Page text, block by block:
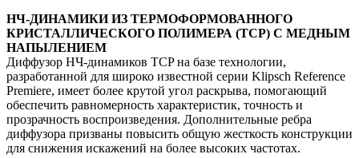
НЧ-ДИНАМИКИ ИЗ ТЕРМОФОРМОВАННОГО
КРИСТАЛЛИЧЕСКОГО ПОЛИМЕРА (TCP) С МЕДНЫМ
НАПЫЛЕНИЕМ
Диффузор НЧ-динамиков TCP на базе технологии,
разработанной для широко известной серии Klipsch Reference
Premiere, имеет более крутой угол раскрыва, помогающий
обеспечить равномерность характеристик, точность и
прозрачность воспроизведения. Дополнительные ребра
диффузора призваны повысить общую жесткость конструкции
для снижения искажений на более высоких частотах.